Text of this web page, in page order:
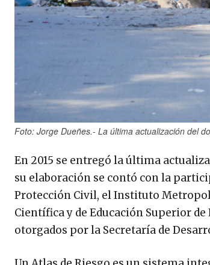
Foto: Jorge Dueñes.- La última actualización del
En 2015 se entregó la última
su elaboración se contó con la
Protección Civil, el Instituto
Científica y de Educación Superior
otorgados por la Secretaría de